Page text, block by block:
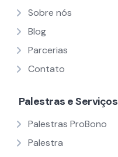
Sobre nós
Blog
Parcerias
Contato
Palestras e Serviços
Palestras ProBono
Palestra